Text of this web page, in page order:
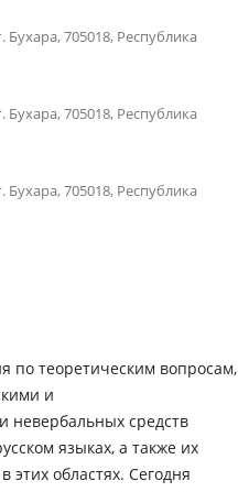
Бухара, 705018, Республика
Бухара, 705018, Республика
Бухара, 705018, Республика
по теоретическим вопросам,
и
невербальных средств
языках, а также их
областях. Сегодня